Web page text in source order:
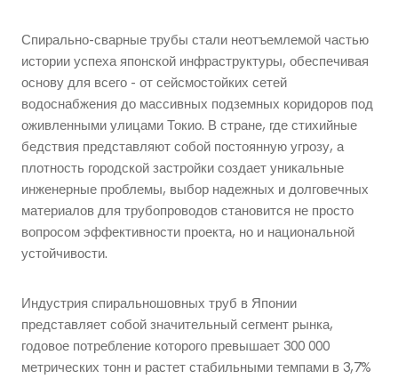
Спирально-сварные трубы стали неотъемлемой частью
истории успеха японской инфраструктуры, обеспечивая
основу для всего - от сейсмостойких сетей
водоснабжения до массивных подземных коридоров под
оживленными улицами Токио. В стране, где стихийные
бедствия представляют собой постоянную угрозу, а
плотность городской застройки создает уникальные
инженерные проблемы, выбор надежных и долговечных
материалов для трубопроводов становится не просто
вопросом эффективности проекта, но и национальной
устойчивости.
Индустрия спиральношовных труб в Японии
представляет собой значительный сегмент рынка,
годовое потребление которого превышает 300 000
метрических тонн и растет стабильными темпами в 3,7%